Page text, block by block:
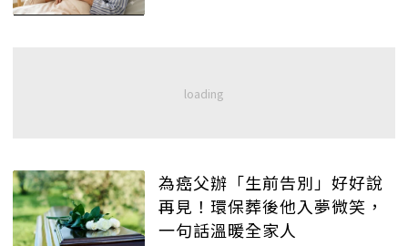
為癌父辦「生前告別」好好說
再見！環保葬後他入夢微笑，
一句話溫暖全家人